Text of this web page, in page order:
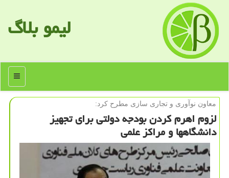
لیمو بلاگ
منو
معاون نوآوری و تجاری سازی مطرح كرد:
لزوم اهرم كردن بودجه دولتی برای تجهیز
دانشگاهها و مراكز علمی